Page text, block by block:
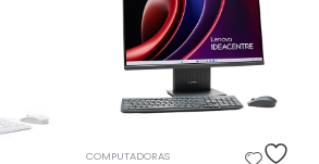
COMPUTADORAS